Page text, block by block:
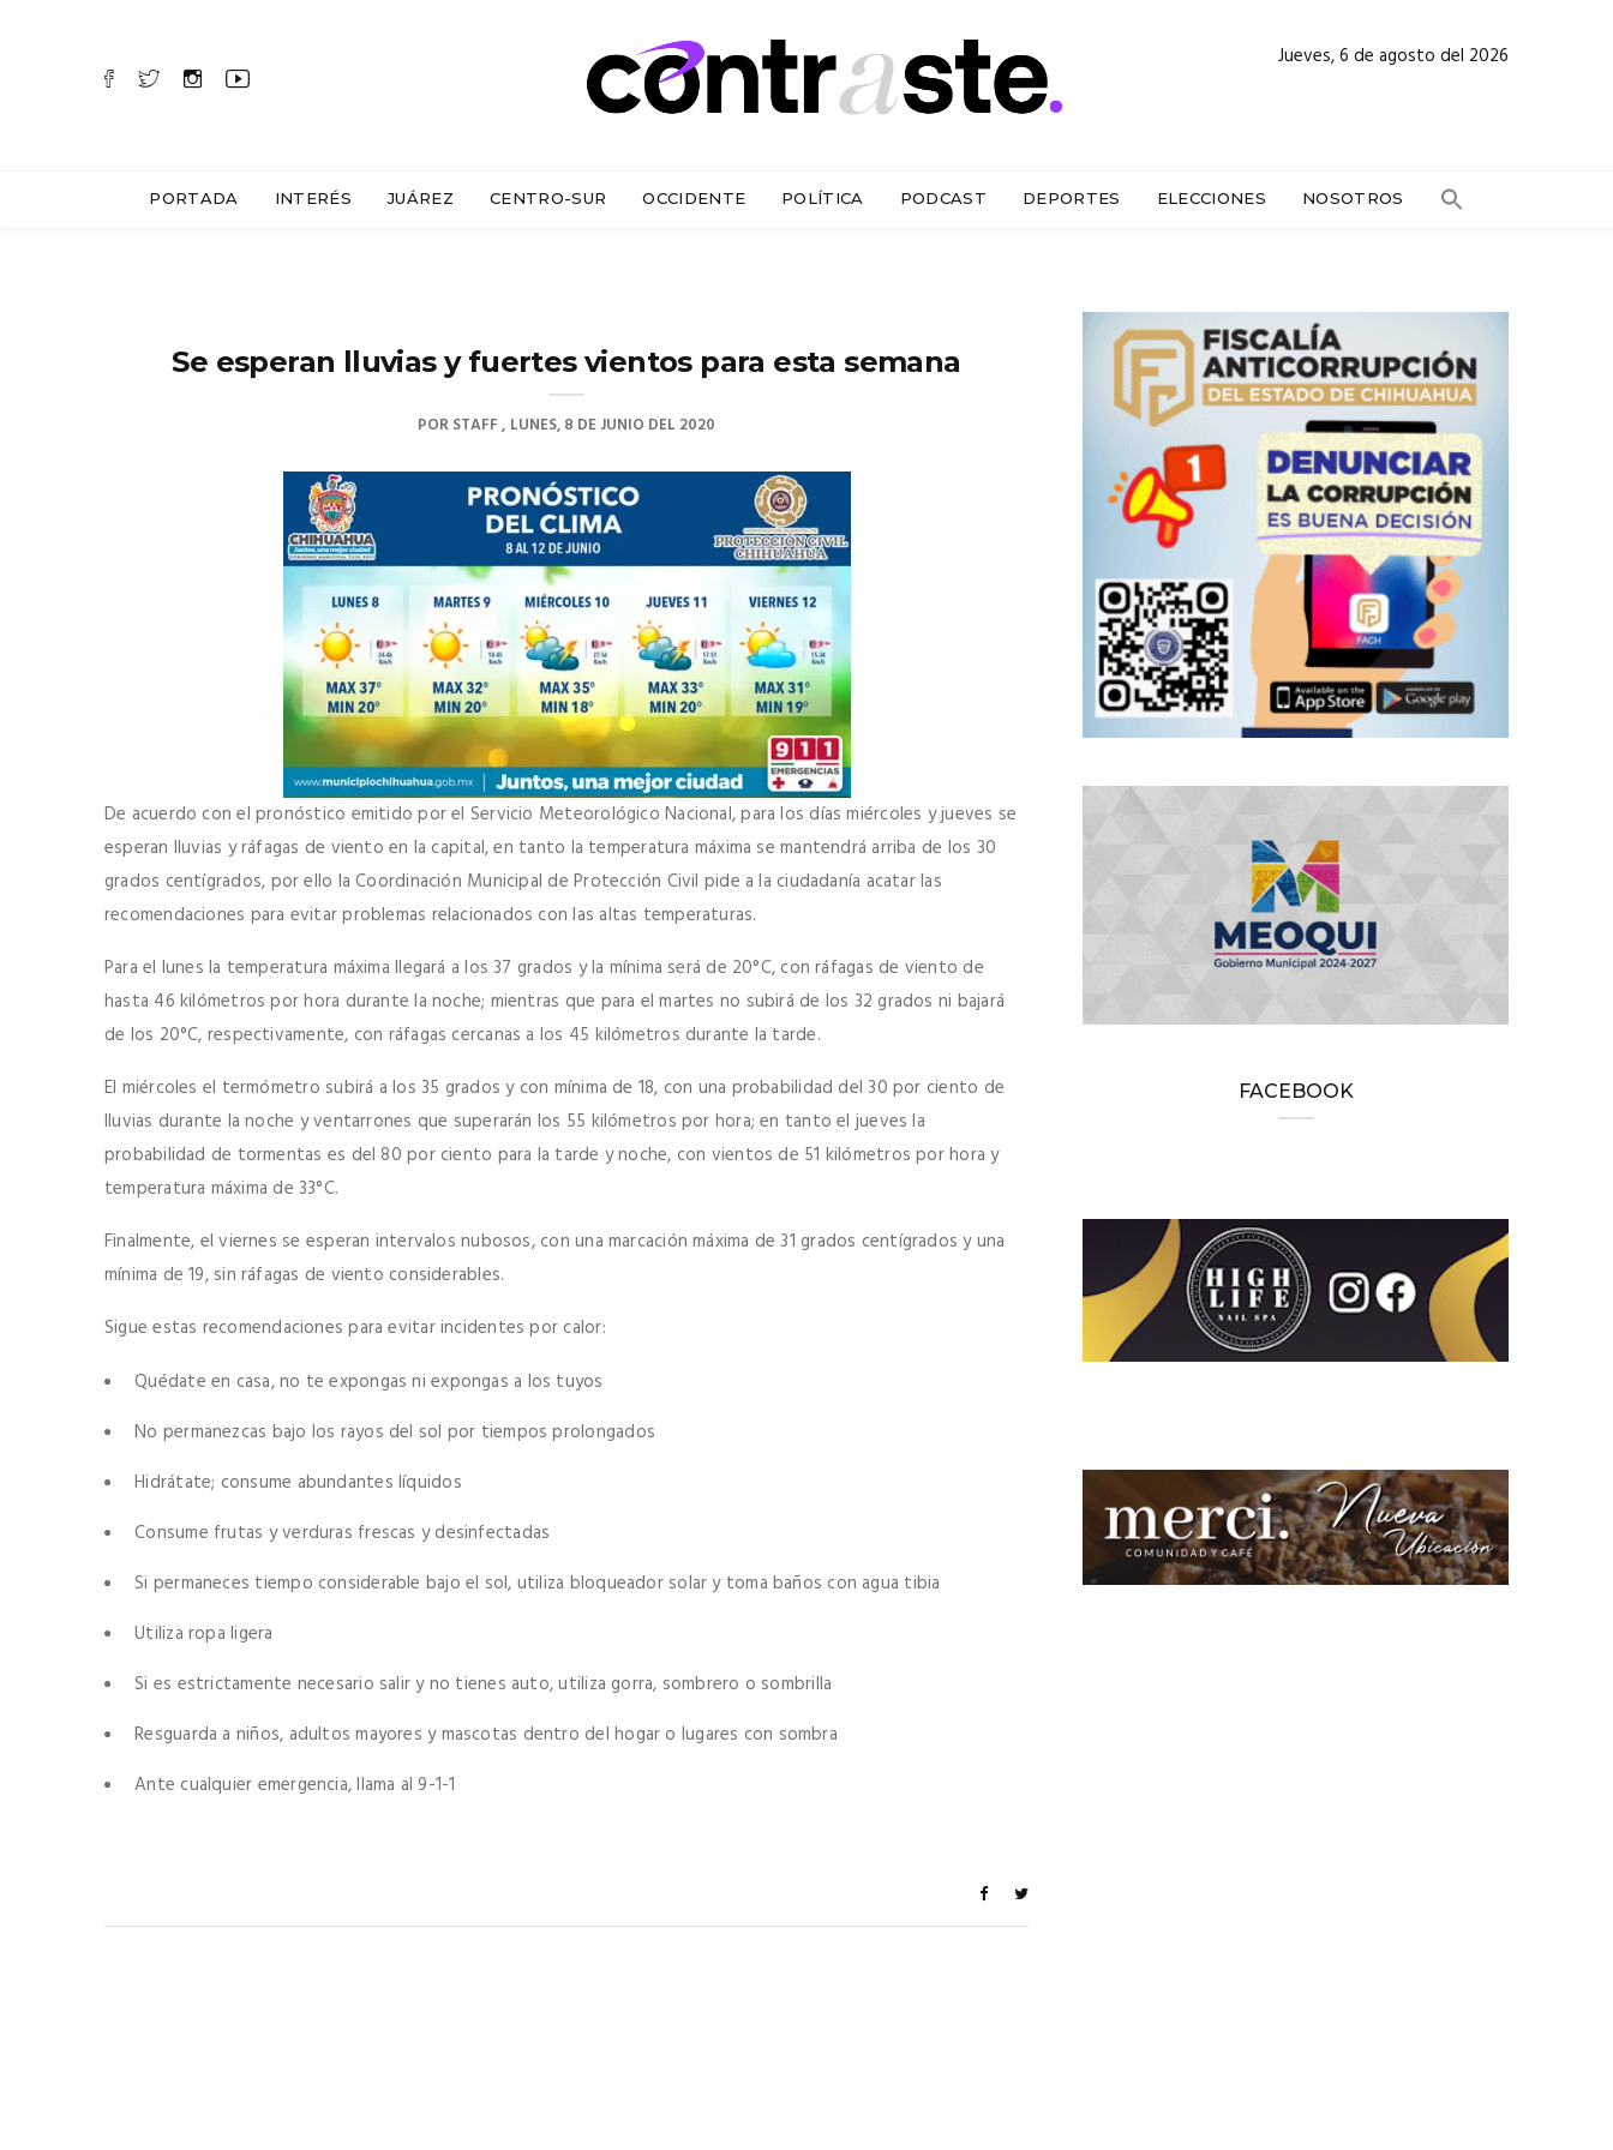
Jueves, 6 de agosto del 2026
PORTADA INTERÉS JUÁREZ CENTRO-SUR OCCIDENTE POLÍTICA PODCAST DEPORTES ELECCIONES NOSOTROS
Se esperan lluvias y fuertes vientos para esta semana
PORSTAFF LUNES, 8 DE JUNIO DEL 2020
De acuerdo con el pronóstico emitido por el Servicio Meteorológico Nacional, para los días miércoles y jueves se
esperan lluvias y ráfagas de viento en la capital, en tanto la temperatura máxima se mantendrá arriba de los 30
grados centígrados, por ello la Coordinación Municipal de Protección Civil pide a la ciudadanía acatar las
recomendaciones para evitar problemas relacionados con las altas temperaturas.
Para el lunes la temperatura máxima llegará a los 37 grados y la mínima será de 20°C, con ráfagas de viento de
hasta 46 kilómetros por hora durante la noche; mientras que para el martes no subirá de los 32 grados ni bajará
de los 20°C, respectivamente, con ráfagas cercanas a los 45 kilómetros durante la tarde.
El miércoles el termómetro subirá a los 35 grados y con mínima de 18, con una probabilidad del 30 por ciento de
lluvias durante la noche y ventarrones que superarán los 55 kilómetros por hora; en tanto el jueves la
probabilidad de tormentas es del 80 por ciento para la tarde y noche, con vientos de 51 kilómetros por hora y
temperatura máxima de 33°C.
Finalmente, el viernes se esperan intervalos nubosos, con una marcación máxima de 31 grados centígrados y una
mínima de 19, sin ráfagas de viento considerables.
Sigue estas recomendaciones para evitar incidentes por calor:
Quédate en casa, no te expongas ni expongas a los tuyos
No permanezcas bajo los rayos del sol por tiempos prolongados
Hidrátate; consume abundantes líquidos
Consume frutas y verduras frescas y desinfectadas
Si permaneces tiempo considerable bajo el sol, utiliza bloqueador solar y toma baños con agua tibia
Utiliza ropa ligera
Si es estrictamente necesario salir y no tienes auto, utiliza gorra, sombrero o sombrilla
Resguarda a niños, adultos mayores y mascotas dentro del hogar o lugares con sombra
Ante cualquier emergencia, llama al 9-1-1
FACEBOOK